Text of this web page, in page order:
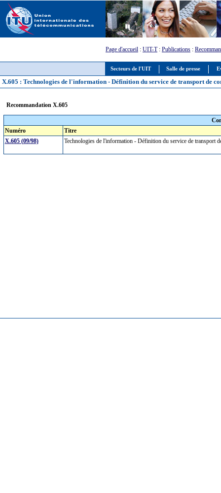
Secteurs de l'UIT Salle de presse
Page d'accueil : UIT-T: Publications :
X.605 : Technologies de l'information - Définition du service de transport de
Recommandation X.605
Numéro
Titre
X.605 (09/98)
Technologies de l'information - Définition du service de transport